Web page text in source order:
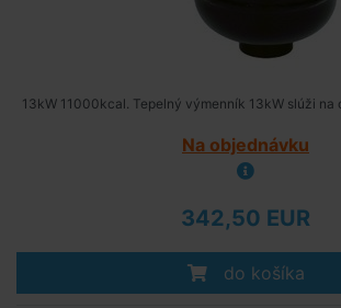
13kW 11000kcal. Tepelný výmenník 13kW slúži na
Na objednávku
342,50 EUR
do košíka